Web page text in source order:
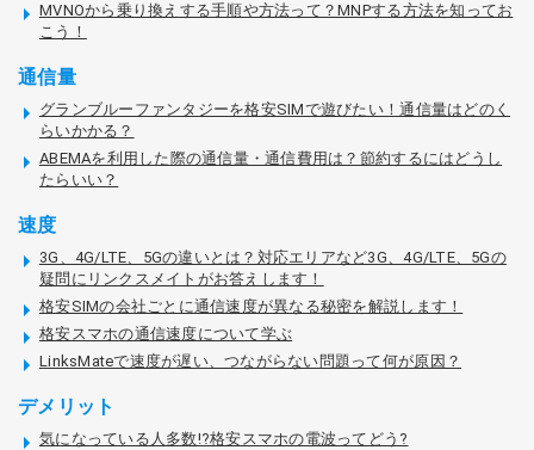
MVNOから乗り換えする手順や方法って？MNPする方法を知ってお
こう！
通信量
グランブルーファンタジーを格安SIMで遊びたい！通信量はどのく
らいかかる？
ABEMAを利用した際の通信量・通信費用は？節約するにはどうし
たらいい？
速度
3G、4G/LTE、5Gの違いとは？対応エリアなど3G、4G/LTE、5Gの
疑問にリンクスメイトがお答えします！
格安SIMの会社ごとに通信速度が異なる秘密を解説します！
格安スマホの通信速度について学ぶ
LinksMateで速度が遅い、つながらない問題って何が原因？
デメリット
気になっている人多数!?格安スマホの電波ってどう?